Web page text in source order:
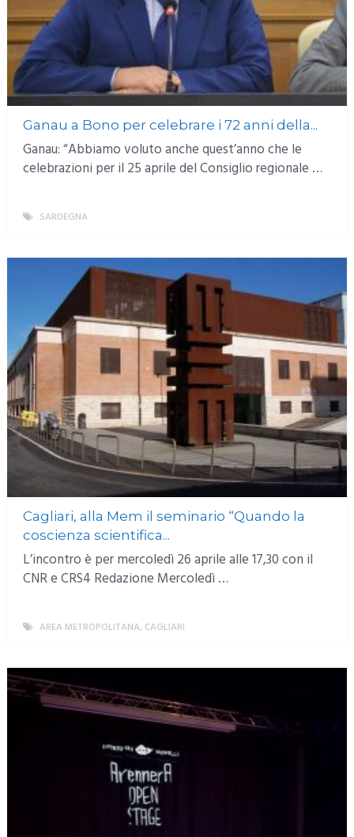
Ganau a Bono per celebrare i 72 anni della...
Ganau: “Abbiamo voluto anche quest’anno che le
celebrazioni per il 25 aprile del Consiglio regionale …
SARDEGNA
Cagliari, alla Mem il seminario “Quando la
coscienza scientifica...
L’incontro è per mercoledì 26 aprile alle 17,30 con il
CNR e CRS4 Redazione Mercoledì …
AREA METROPOLITANA, CAGLIARI